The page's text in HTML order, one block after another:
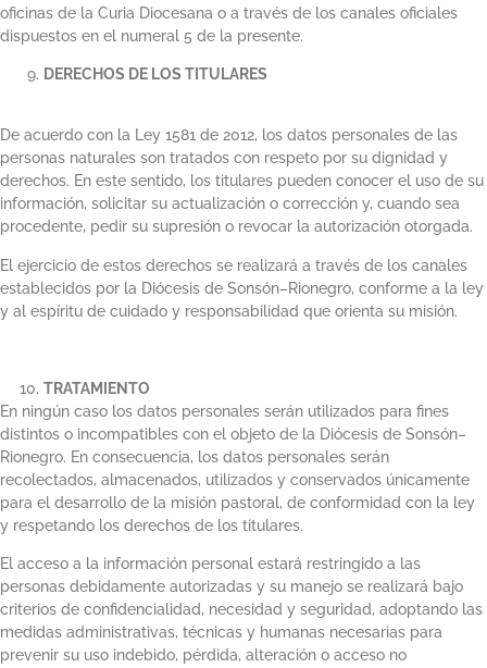
oficinas de la Curia Diocesana o a través de los canales oficiales
dispuestos en el numeral 5 de la presente.
DERECHOS DE LOS TITULARES
De acuerdo con la Ley 1581 de 2012, los datos personales de las
personas naturales son tratados con respeto por su dignidad y
derechos. En este sentido, los titulares pueden conocer el uso de su
información, solicitar su actualización o corrección y, cuando sea
procedente, pedir su supresión o revocar la autorización otorgada.
El ejercicio de estos derechos se realizará a través de los canales
establecidos por la Diócesis de Sonsón–Rionegro, conforme a la ley
y al espíritu de cuidado y responsabilidad que orienta su misión.
TRATAMIENTO
En ningún caso los datos personales serán utilizados para fines
distintos o incompatibles con el objeto de la Diócesis de Sonsón–
Rionegro. En consecuencia, los datos personales serán
recolectados, almacenados, utilizados y conservados únicamente
para el desarrollo de la misión pastoral, de conformidad con la ley
y respetando los derechos de los titulares.
El acceso a la información personal estará restringido a las
personas debidamente autorizadas y su manejo se realizará bajo
criterios de confidencialidad, necesidad y seguridad, adoptando las
medidas administrativas, técnicas y humanas necesarias para
prevenir su uso indebido, pérdida, alteración o acceso no